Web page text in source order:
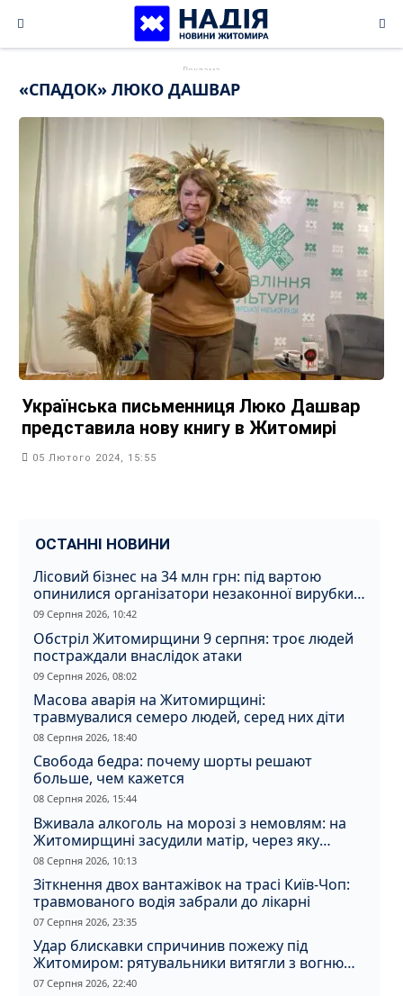
content
«СПАДОК» ЛЮКО ДАШВАР
Українська письменниця Люко Дашвар
представила нову книгу в Житомирі
05 Лютого 2024, 15:55
ОСТАННІ НОВИНИ
Лісовий бізнес на 34 млн грн: під вартою
опинилися організатори незаконної вирубки
на Житомирщині
09 Серпня 2026, 10:42
Обстріл Житомирщини 9 серпня: троє людей
постраждали внаслідок атаки
09 Серпня 2026, 08:02
Масова аварія на Житомирщині:
травмувалися семеро людей, серед них діти
08 Серпня 2026, 18:40
Свобода бедра: почему шорты решают
больше, чем кажется
08 Серпня 2026, 15:44
Вживала алкоголь на морозі з немовлям: на
Житомирщині засудили матір, через яку
дитина отримала обмороження
08 Серпня 2026, 10:13
Зіткнення двох вантажівок на трасі Київ-Чоп:
травмованого водія забрали до лікарні
07 Серпня 2026, 23:35
Удар блискавки спричинив пожежу під
Житомиром: рятувальники витягли з вогню
кота
07 Серпня 2026, 22:40